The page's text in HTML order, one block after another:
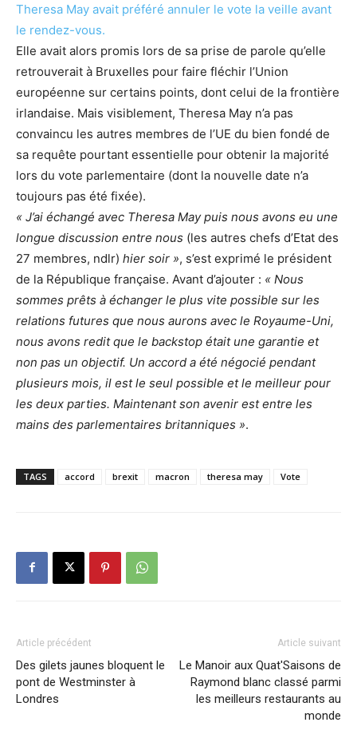
Theresa May avait préféré annuler le vote la veille avant
le rendez-vous.
Elle avait alors promis lors de sa prise de parole qu’elle
retrouverait à Bruxelles pour faire fléchir l’Union
européenne sur certains points, dont celui de la frontière
irlandaise. Mais visiblement, Theresa May n’a pas
convaincu les autres membres de l’UE du bien fondé de
sa requête pourtant essentielle pour obtenir la majorité
lors du vote parlementaire (dont la nouvelle date n’a
toujours pas été fixée).
« J’ai échangé avec Theresa May puis nous avons eu une
longue discussion entre nous (les autres chefs d’Etat des
27 membres, ndlr) hier soir », s’est exprimé le président
de la République française. Avant d’ajouter : « Nous
sommes prêts à échanger le plus vite possible sur les
relations futures que nous aurons avec le Royaume-Uni,
nous avons redit que le backstop était une garantie et
non pas un objectif. Un accord a été négocié pendant
plusieurs mois, il est le seul possible et le meilleur pour
les deux parties. Maintenant son avenir est entre les
mains des parlementaires britanniques ».
TAGS accord brexit macron theresa may Vote
Article précédent
Des gilets jaunes bloquent le
pont de Westminster à
Londres
Article suivant
Le Manoir aux Quat'Saisons de
Raymond blanc classé parmi
les meilleurs restaurants au
monde